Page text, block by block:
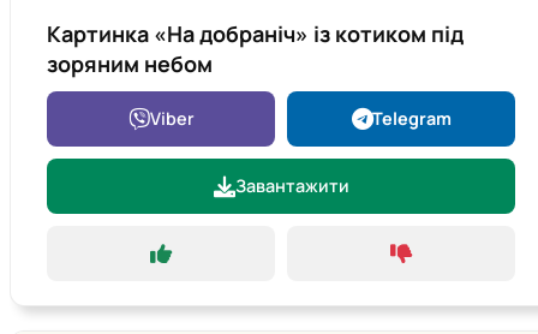
Картинка «На добраніч» із котиком під
зоряним небом
Viber Telegram
Завантажити